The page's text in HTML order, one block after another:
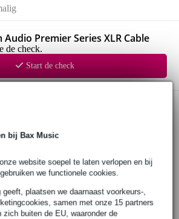
bij Bax Music
website soepel te laten verlopen en bij
we functionele cookies.
plaatsen we daarnaast voorkeurs-,
samen met onze 15 partners
zich buiten de EU, waaronder de
Audio Premier Series XLR Cable
de check.
Start de check